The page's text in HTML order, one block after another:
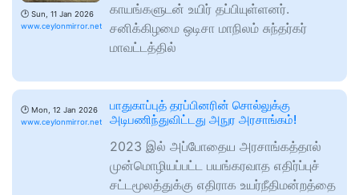
🕑 Sun, 11 Jan 2026
www.ceylonmirror.net
காயங்களுடன் உயிர் தப்பியுள்ளனர்.
சனிக்கிழமை ஒடிசா மாநிலம் சுந்தர்கர்
மாவட்டத்தில்
🕑 Mon, 12 Jan 2026
www.ceylonmirror.net
பாதுகாப்புத் தரப்பினரின் சொல்லுக்கு
அடிபணிந்துவிட்டது அநுர அரசாங்கம்!
2023 இல் அப்போதைய அரசாங்கத்தால்
முன்மொழியப்பட்ட பயங்கரவாத எதிர்ப்புச்
சட்டமூலத்துக்கு எதிராக உயர்நீதிமன்றத்தை